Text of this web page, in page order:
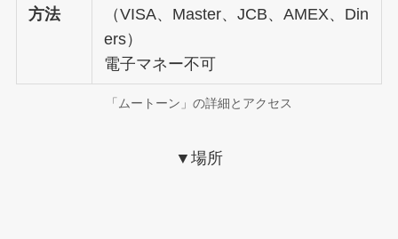
方法
（VISA、Master、JCB、AMEX、Din
ers）
電子マネー不可
「ムートーン」の詳細とアクセス
▼ 場所